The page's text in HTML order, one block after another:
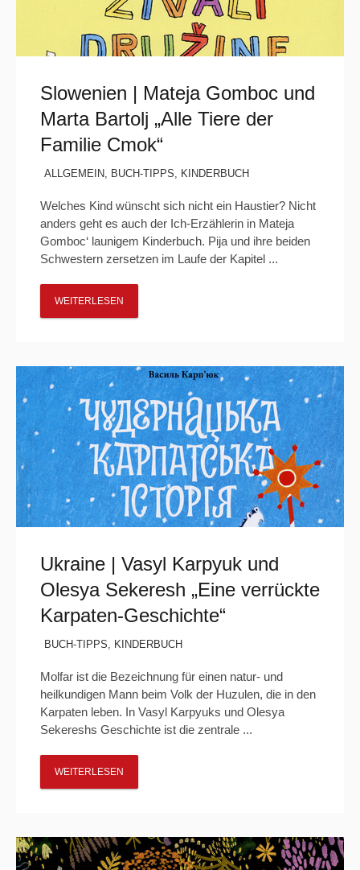
Slowenien | Mateja Gomboc und
Marta Bartolj „Alle Tiere der
Familie Cmok“
ALLGEMEIN, BUCH-TIPPS, KINDERBUCH
Welches Kind wünscht sich nicht ein Haustier? Nicht
anders geht es auch der Ich-Erzählerin in Mateja
Gomboc‘ launigem Kinderbuch. Pija und ihre beiden
Schwestern zersetzen im Laufe der Kapitel ...
WEITERLESEN
Ukraine | Vasyl Karpyuk und
Olesya Sekeresh „Eine verrückte
Karpaten-Geschichte“
BUCH-TIPPS, KINDERBUCH
Molfar ist die Bezeichnung für einen natur- und
heilkundigen Mann beim Volk der Huzulen, die in den
Karpaten leben. In Vasyl Karpyuks und Olesya
Sekereshs Geschichte ist die zentrale ...
WEITERLESEN